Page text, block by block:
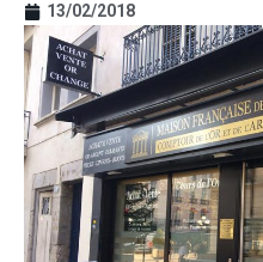
13/02/2018